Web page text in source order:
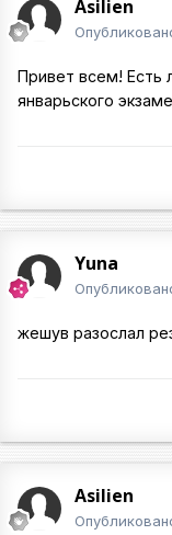
Asilien
Привет всем! Есть
январьского
Yuna
жешув разослал
Asilien